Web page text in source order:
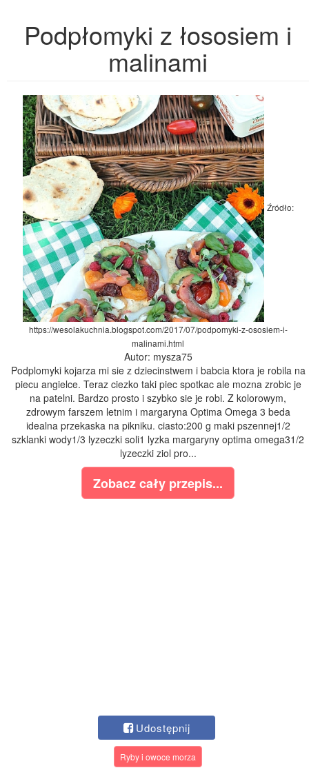
Podpłomyki z łososiem i
malinami
Źródło:
https://wesolakuchnia.blogspot.com/2017/07/podpomyki-z-ososiem-i-
malinami.html
Autor: mysza75
Podplomyki kojarza mi sie z dziecinstwem i babcia ktora je robila na
piecu angielce. Teraz ciezko taki piec spotkac ale mozna zrobic je
na patelni. Bardzo prosto i szybko sie je robi. Z kolorowym,
zdrowym farszem letnim i margaryna Optima Omega 3 beda
idealna przekaska na pikniku. ciasto:200 g maki pszennej1/2
szklanki wody1/3 lyzeczki soli1 lyzka margaryny optima omega31/2
lyzeczki ziol pro...
Zobacz cały przepis...
Udostępnij
Ryby i owoce morza